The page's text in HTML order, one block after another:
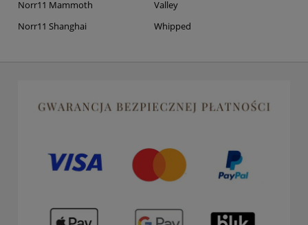
Norr11 Mammoth
Norr11 Shanghai
Valley
Whipped